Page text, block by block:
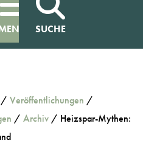
SUCHE
/ Veröffentlichungen /
/ Archiv / Heizspar-Mythen: